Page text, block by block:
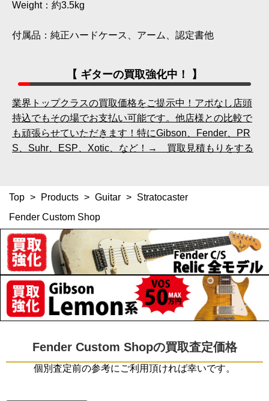
Weight：約3.5kg
付属品：純正ハードケース、アーム、認定書他
【 ギターの買取強化中！ 】
業界トップクラスの買取価格をご提示中！アポなし店頭
持込でもその場でお支払い可能です。他店様との比較で
も頑張らせていただきます！特にGibson、Fender、PR
S、Suhr、ESP、Xotic、など！→ 買取見積もりをする
Top > Products > Guitar > Stratocaster
Fender Custom Shop
Fender Custom Shopの買取査定価格
個別査定前の参考にご利用頂ければ幸いです。